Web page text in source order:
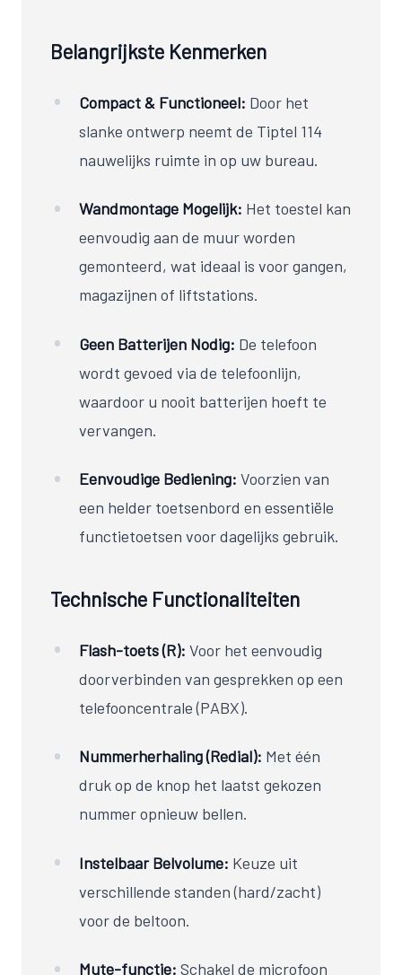
Belangrijkste Kenmerken
Compact & Functioneel: Door het
slanke ontwerp neemt de Tiptel 114
nauwelijks ruimte in op uw bureau.
Wandmontage Mogelijk: Het toestel kan
eenvoudig aan de muur worden
gemonteerd, wat ideaal is voor gangen,
magazijnen of liftstations.
Geen Batterijen Nodig: De telefoon
wordt gevoed via de telefoonlijn,
waardoor u nooit batterijen hoeft te
vervangen.
Eenvoudige Bediening: Voorzien van
een helder toetsenbord en essentiële
functietoetsen voor dagelijks gebruik.
Technische Functionaliteiten
Flash-toets (R): Voor het eenvoudig
doorverbinden van gesprekken op een
telefooncentrale (PABX).
Nummerherhaling (Redial): Met één
druk op de knop het laatst gekozen
nummer opnieuw bellen.
Instelbaar Belvolume: Keuze uit
verschillende standen (hard/zacht)
voor de beltoon.
Mute-functie: Schakel de microfoon